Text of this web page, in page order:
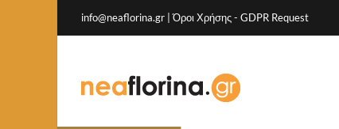
info@neaflorina.gr |Όροι Χρήσης- GDPR Request